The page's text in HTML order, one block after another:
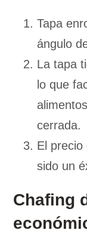
Tapa
ángulo
La tapa
lo que
cerrada.
El precio
sido un
Chafing